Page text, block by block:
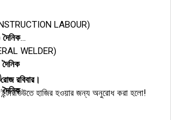
LABOUR)
দৈনিক
WELDER)
দৈনিক
দৈনিক
রবিবার।
হাজির হওয়ার জন্য অনুরোধ করা হলো!